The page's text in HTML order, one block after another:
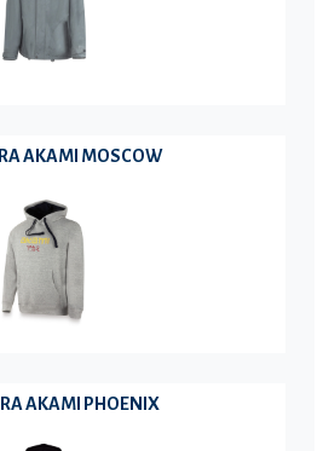
AKAMI MOSCOW
AKAMI PHOENIX